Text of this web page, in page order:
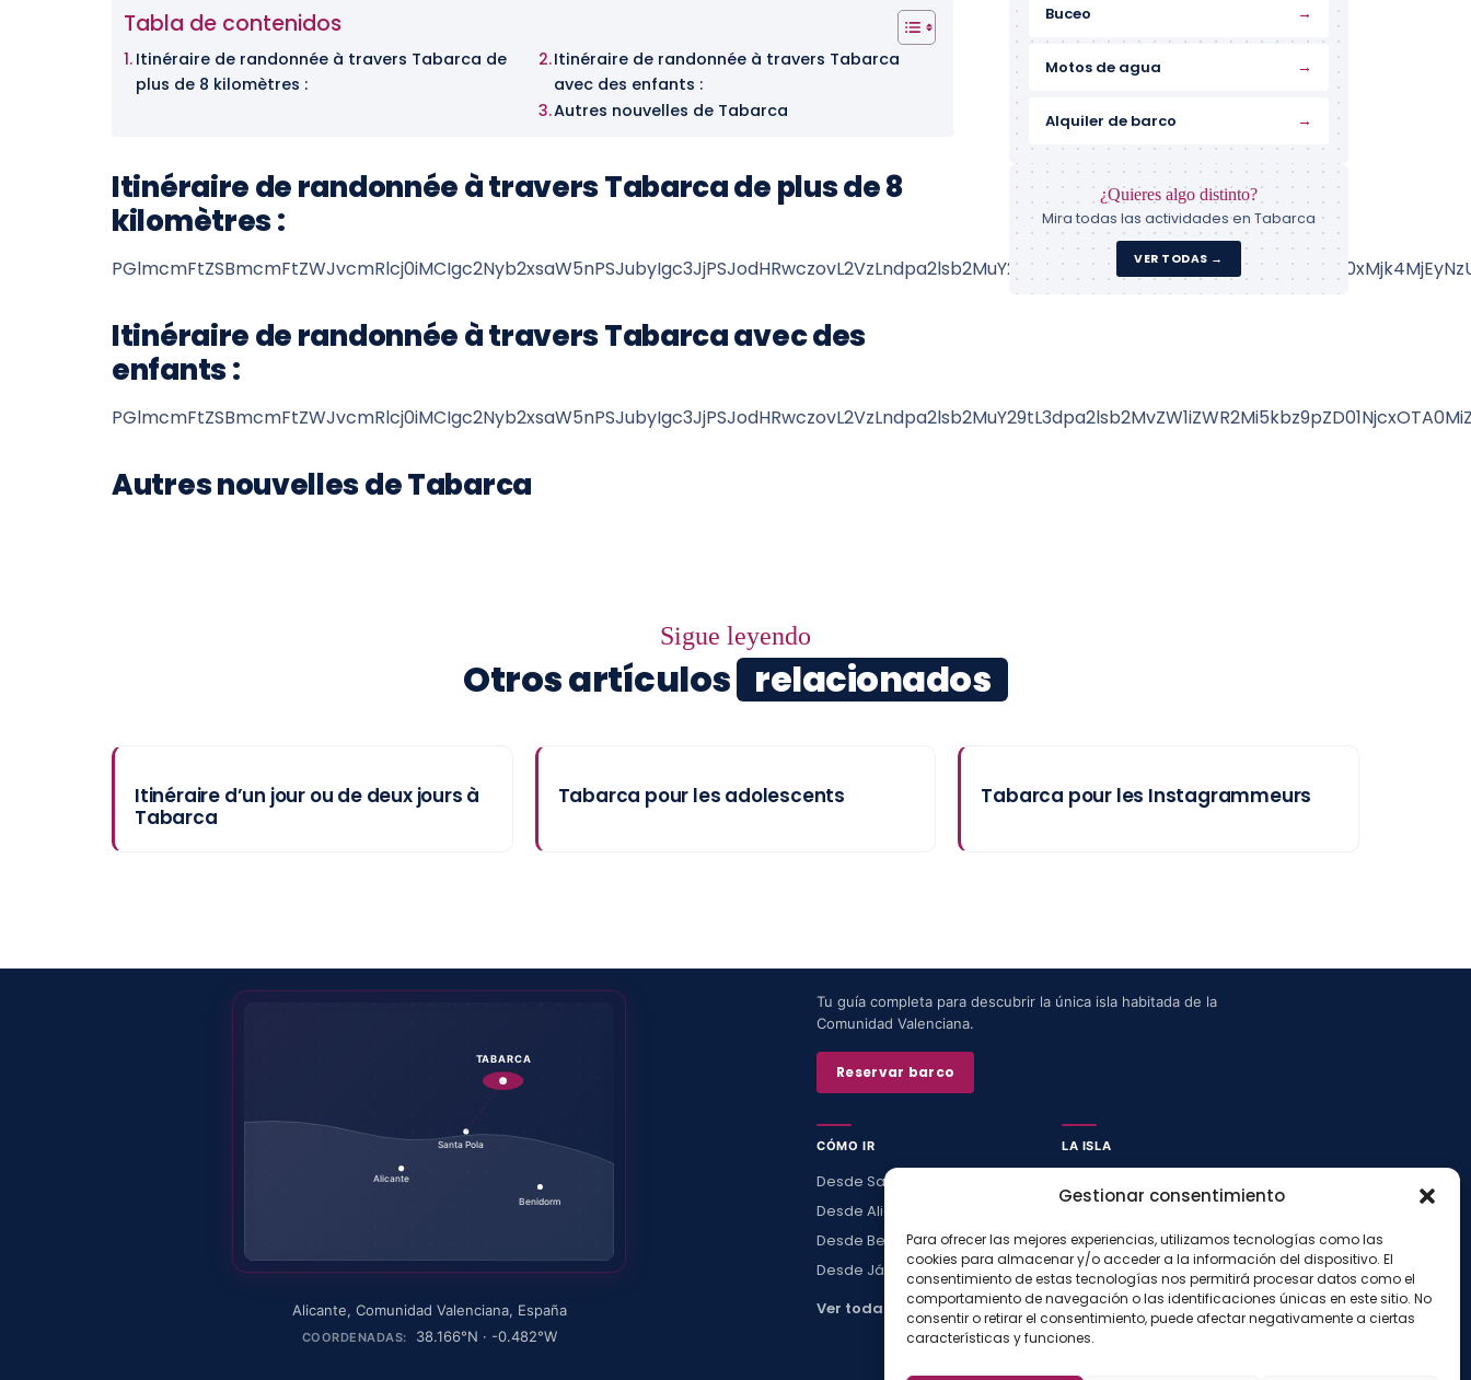
Gestionar consentimiento
Para ofrecer las mejores experiencias, utilizamos tecnologías como las
cookies para almacenar y/o acceder a la información del dispositivo. El
consentimiento de estas tecnologías nos permitirá procesar datos como el
comportamiento de navegación o las identificaciones únicas en este sitio. No
consentir o retirar el consentimiento, puede afectar negativamente a ciertas
características y funciones.
Tabla de contenidos
Itinéraire de randonnée à travers Tabarca de
plus de 8 kilomètres :
Itinéraire de randonnée à travers Tabarca
avec des enfants :
Autres nouvelles de Tabarca
Itinéraire de randonnée à travers Tabarca de plus de 8
kilomètres :
Itinéraire de randonnée à travers Tabarca avec des
enfants :
Autres nouvelles de Tabarca
Buceo →
Motos de agua →
Alquiler de barco →
¿Quieres algo distinto?
Mira todas las actividades en Tabarca
VER TODAS →
Sigue leyendo
Otros artículos relacionados
Itinéraire d’un jour ou de deux jours à
Tabarca
Tabarca pour les adolescents Tabarca pour les Instagrammeurs
TABARCA
Santa Pola
Alicante
Benidorm
Alicante, Comunidad Valenciana, España
COORDENADAS: 38.166°N · -0.482°W
Tu guía completa para descubrir la única isla habitada de la
Comunidad Valenciana.
Reservar barco
CÓMO IR
Desde Santa Pola
Desde Alicante
Desde Benidorm
Desde Jávea
Ver todas →
LA ISLA
Con niños
Preguntas frecuentes
Press kit